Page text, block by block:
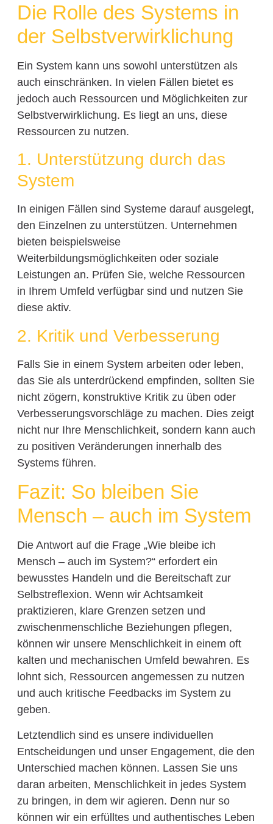
Die Rolle des Systems in
der Selbstverwirklichung
Ein System kann uns sowohl unterstützen als
auch einschränken. In vielen Fällen bietet es
jedoch auch Ressourcen und Möglichkeiten zur
Selbstverwirklichung. Es liegt an uns, diese
Ressourcen zu nutzen.
1. Unterstützung durch das
System
In einigen Fällen sind Systeme darauf ausgelegt,
den Einzelnen zu unterstützen. Unternehmen
bieten beispielsweise
Weiterbildungsmöglichkeiten oder soziale
Leistungen an. Prüfen Sie, welche Ressourcen
in Ihrem Umfeld verfügbar sind und nutzen Sie
diese aktiv.
2. Kritik und Verbesserung
Falls Sie in einem System arbeiten oder leben,
das Sie als unterdrückend empfinden, sollten Sie
nicht zögern, konstruktive Kritik zu üben oder
Verbesserungsvorschläge zu machen. Dies zeigt
nicht nur Ihre Menschlichkeit, sondern kann auch
zu positiven Veränderungen innerhalb des
Systems führen.
Fazit: So bleiben Sie
Mensch – auch im System
Die Antwort auf die Frage „Wie bleibe ich
Mensch – auch im System?“ erfordert ein
bewusstes Handeln und die Bereitschaft zur
Selbstreflexion. Wenn wir Achtsamkeit
praktizieren, klare Grenzen setzen und
zwischenmenschliche Beziehungen pflegen,
können wir unsere Menschlichkeit in einem oft
kalten und mechanischen Umfeld bewahren. Es
lohnt sich, Ressourcen angemessen zu nutzen
und auch kritische Feedbacks im System zu
geben.
Letztendlich sind es unsere individuellen
Entscheidungen und unser Engagement, die den
Unterschied machen können. Lassen Sie uns
daran arbeiten, Menschlichkeit in jedes System
zu bringen, in dem wir agieren. Denn nur so
können wir ein erfülltes und authentisches Leben